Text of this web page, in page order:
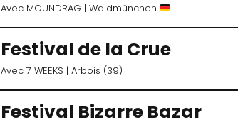
Avec MOUNDRAG | Waldmünchen
Festival de la Crue
Avec 7 WEEKS | Arbois (39)
Festival Bizarre Bazar